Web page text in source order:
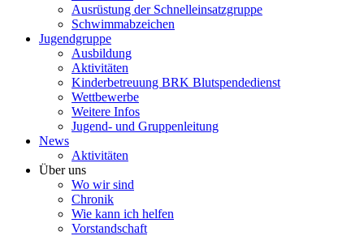
Ausrüstung der Schnelleinsatzgruppe
Schwimmabzeichen
Jugendgruppe
Ausbildung
Aktivitäten
Kinderbetreuung BRK Blutspendedienst
Wettbewerbe
Weitere Infos
Jugend- und Gruppenleitung
News
Aktivitäten
Über uns
Wo wir sind
Chronik
Wie kann ich helfen
Vorstandschaft